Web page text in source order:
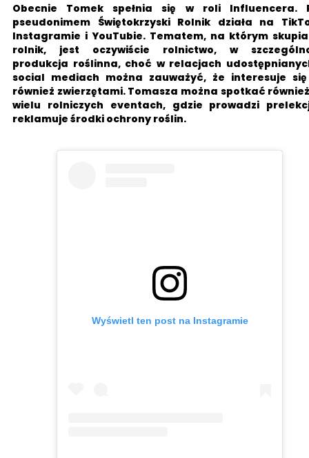
Obecnie Tomek spełnia się w roli Influencera.
pseudonimem Świętokrzyski Rolnik działa na
Instagramie i YouTubie. Tematem, na którym
rolnik, jest oczywiście rolnictwo, w
produkcja roślinna, choć w relacjach
social mediach można zauważyć, że interesuje
również zwierzętami. Tomasza można spotkać
wielu rolniczych eventach, gdzie prowadzi
reklamuje środki ochrony roślin.
Wyświetl ten post na Instagramie